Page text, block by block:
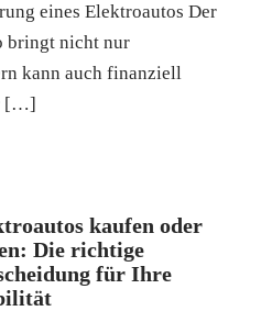
eines Elektroautos Der
bringt nicht nur
kann auch finanziell
[…]
kaufen oder
Die richtige
für Ihre